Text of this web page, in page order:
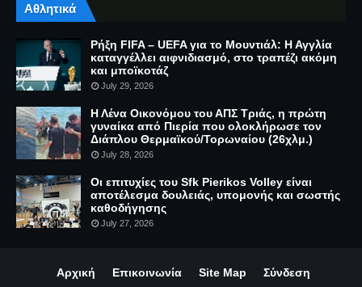
Αθλητικά
Ρήξη FIFA – UEFA για το Μουντιάλ: Η Αγγλία
καταγγέλλει αιφνιδιασμό, στο τραπέζι ακόμη
και μποϊκοτάζ
July 29, 2026
Η Λένα Οικονόμου του ΑΠΣ Τριάς, η πρώτη
γυναίκα από Πιερία που ολοκλήρωσε τον
Διάπλου Θερμαϊκού/Τορωναίου (26χλμ.)
July 28, 2026
Οι επιτυχίες του Sfk Pierikos Volley είναι
αποτέλεσμα δουλειάς, υπομονής και σωστής
καθοδήγησης
July 27, 2026
Αρχική Επικοινωνία Site Map Σύνδεση